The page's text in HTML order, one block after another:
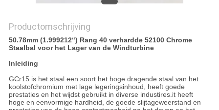
Productomschrijving
50.78mm (1.999212“) Rang 40 verhardde 52100 Chrome
Staalbal voor het Lager van de Windturbine
Inleiding
GCr15 is het staal een soort het hoge dragende staal van het
koolstofchromium met lage legeringsinhoud, heeft goede
prestaties en het wijdst gebruikt in diverse industires.it heeft
hoge en eenvormige hardheid, de goede slijtageweerstand en